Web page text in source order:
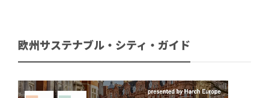
欧州サステナブル・シティ・ガイド